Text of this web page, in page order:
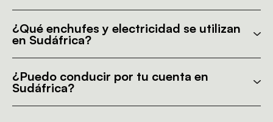
¿Qué enchufes y electricidad se utilizan
en Sudáfrica?
¿Puedo conducir por tu cuenta en
Sudáfrica?